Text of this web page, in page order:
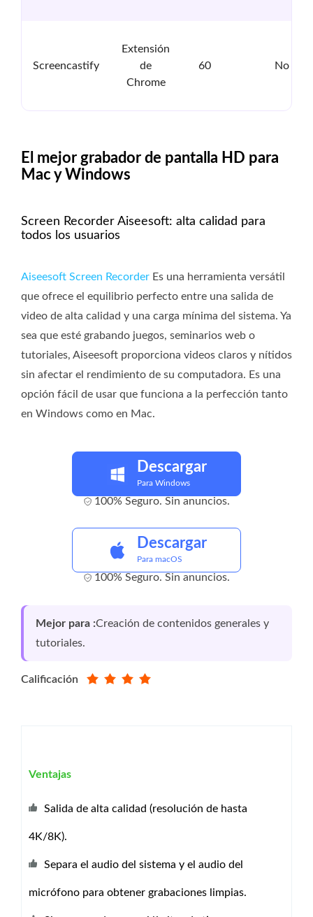
Screencastify
Extensión
de
Chrome
60 No
El mejor grabador de pantalla HD para
Mac y Windows
Screen Recorder Aiseesoft: alta calidad para
todos los usuarios
Aiseesoft Screen Recorder Es una herramienta versátil
que ofrece el equilibrio perfecto entre una salida de
video de alta calidad y una carga mínima del sistema. Ya
sea que esté grabando juegos, seminarios web o
tutoriales, Aiseesoft proporciona videos claros y nítidos
sin afectar el rendimiento de su computadora. Es una
opción fácil de usar que funciona a la perfección tanto
en Windows como en Mac.
Descargar
Para Windows
100% Seguro. Sin anuncios.
Descargar
Para macOS
100% Seguro. Sin anuncios.
Mejor para :Creación de contenidos generales y
tutoriales.
Calificación
Ventajas
Salida de alta calidad (resolución de hasta
4K/8K).
Separa el audio del sistema y el audio del
micrófono para obtener grabaciones limpias.